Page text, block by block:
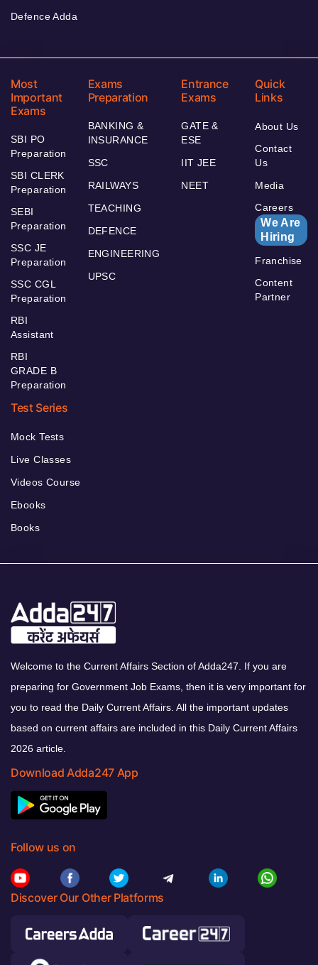
Defence Adda
Most
Important
Exams
SBI PO
Preparation
SBI CLERK
Preparation
SEBI
Preparation
SSC JE
Preparation
SSC CGL
Preparation
RBI
Assistant
RBI
GRADE B
Preparation
Exams
Preparation
BANKING &
INSURANCE
SSC
RAILWAYS
TEACHING
DEFENCE
ENGINEERING
UPSC
Entrance
Exams
GATE &
ESE
IIT JEE
NEET
Quick
Links
About Us
Contact
Us
Media
Careers
We Are
Hiring
Franchise
Content
Partner
Test Series
Mock Tests
Live Classes
Videos Course
Ebooks
Books
Welcome to the Current Affairs Section of Adda247. If you are
preparing for Government Job Exams, then it is very important for
you to read the Daily Current Affairs. All the important updates
based on current affairs are included in this Daily Current Affairs
2026 article.
Download Adda247 App
Follow us on
Discover Our Other Platforms